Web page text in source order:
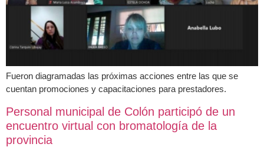
Fueron diagramadas las próximas acciones entre las que se
cuentan promociones y capacitaciones para prestadores.
Personal municipal de Colón participó de un
encuentro virtual con bromatología de la
provincia